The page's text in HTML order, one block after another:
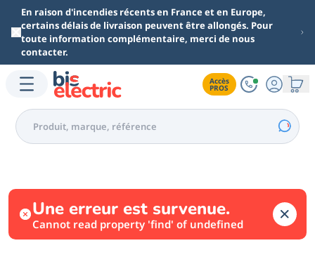
Aller au contenu principal
En raison d'incendies récents en France et en Europe,
certains délais de livraison peuvent être allongés. Pour
toute information complémentaire, merci de nous
contacter.
Accès
PROS
Une erreur est survenue.
Cannot read property 'find' of undefined